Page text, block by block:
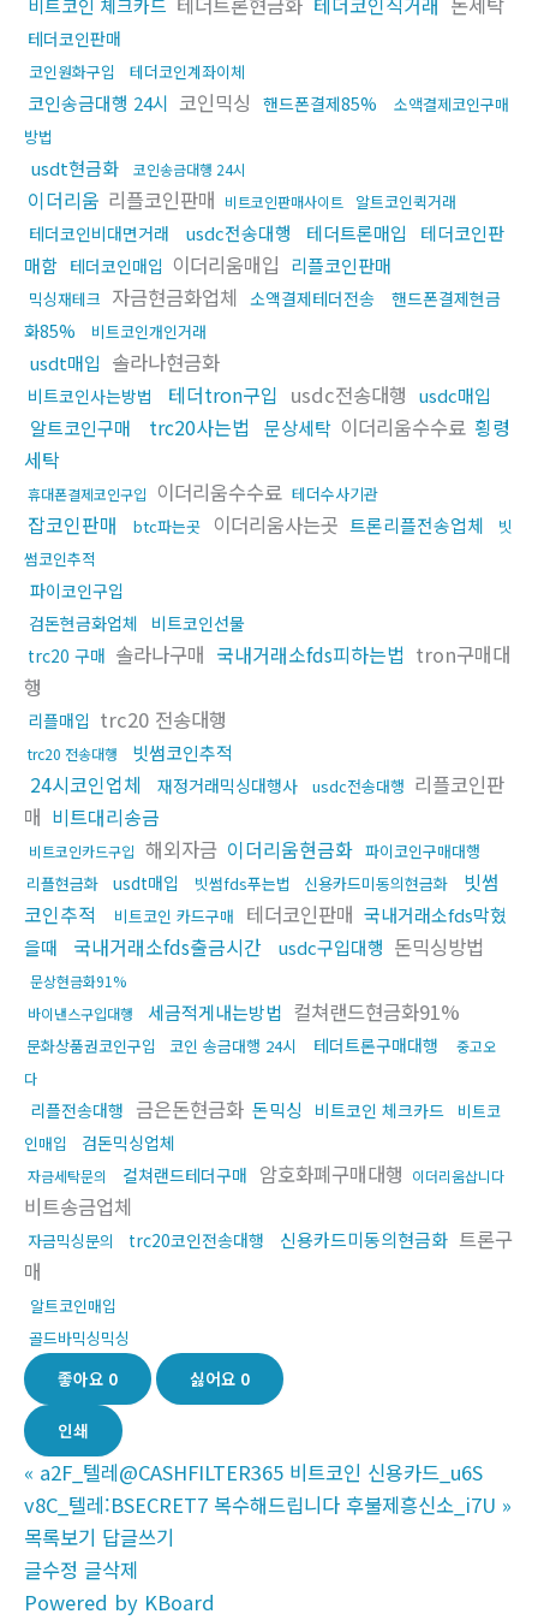
비트코인 체크카드
테더코인판매
코인원화구입 테더코인계좌이체
코인송금대행 24시 코인믹싱 핸드폰결제85%
소액결제코인구매
방법
usdt현금화 코인송금대행 24시
이더리움 리플코인판매 비트코인판매사이트 알트코인퀵거래
테더코인비대면거래 usdc전송대행 테더트론매입
테더코인판
매함 테더코인매입 이더리움매입 리플코인판매
믹싱재테크 자금현금화업체 소액결제테더전송
핸드폰결제현금
화85%
비트코인개인거래
usdt매입 솔라나현금화
비트코인사는방법 테더tron구입 usdc전송대행 usdc매입
알트코인구매
trc20사는법 문상세탁 이더리움수수료 횡령
세탁
휴대폰결제코인구입 이더리움수수료 테더수사기관
잡코인판매 btc파는곳 이더리움사는곳 트론리플전송업체
빗
썸코인추적
파이코인구입
검돈현금화업체
비트코인선물
trc20 구매 솔라나구매 국내거래소fds피하는법 tron구매대
행
리플매입 trc20 전송대행
trc20 전송대행 빗썸코인추적
24시코인업체 재정거래믹싱대행사 usdc전송대행 리플코인판
매 비트대리송금
비트코인카드구입 해외자금 이더리움현금화 파이코인구매대행
리플현금화
usdt매입 빗썸fds푸는법 신용카드미동의현금화
빗썸
코인추적
비트코인 카드구매 테더코인판매 국내거래소fds막혔
을때
국내거래소fds출금시간 usdc구입대행 돈믹싱방법
문상현금화91%
바이낸스구입대행
세금적게내는방법 컬쳐랜드현금화91%
문화상품권코인구입 코인 송금대행 24시 테더트론구매대행
중고오
다
리플전송대행 금은돈현금화 돈믹싱 비트코인 체크카드
비트코
인매입
검돈믹싱업체
자금세탁문의 컬쳐랜드테더구매 암호화폐구매대행 이더리움삽니다
비트송금업체
자금믹싱문의 trc20코인전송대행 신용카드미동의현금화 트론구
매
알트코인매입
골드바믹싱믹싱
좋아요 0 싫어요 0
인쇄
« a2F_텔레@CASHFILTER365 비트코인 신용카드_u6S
v8C_텔레:BSECRET7 복수해드립니다 후불제흥신소_i7U »
목록보기 답글쓰기
글수정 글삭제
Powered by KBoard